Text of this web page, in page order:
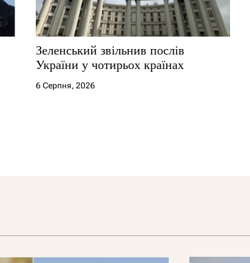
Зеленський звільнив послів
України у чотирьох країнах
6 Серпня, 2026